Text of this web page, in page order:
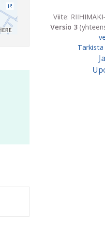
(Ulkoinen linkki)
Viite:
Versio 3